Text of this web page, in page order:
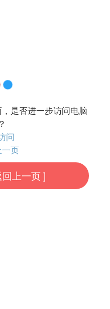
是否进一步访问电脑
问
页
上一页 ]